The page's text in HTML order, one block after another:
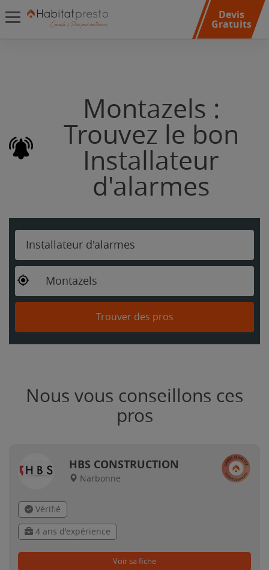
Devis
Gratuits
Montazels :
Trouvez le bon
Installateur
d'alarmes
Installateur d'alarmes
Montazels
Trouver des pros
Nous vous conseillons ces
pros
HBS CONSTRUCTION
Narbonne
Vérifié
4 ans d'expérience
Voir sa fiche